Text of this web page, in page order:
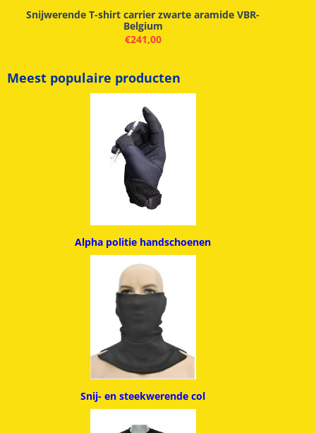
Snijwerende T-shirt carrier zwarte aramide VBR-
Belgium
€241,00
Meest populaire producten
Alpha politie handschoenen
Snij- en steekwerende col